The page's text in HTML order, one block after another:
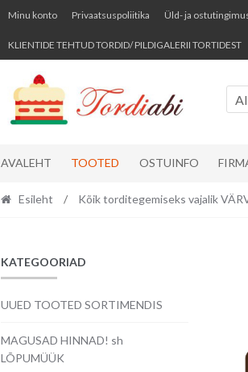
Skip
navigation
Skip
content
Minu konto Privaatsuspoliitika Üld- ja
KLIENTIDE TEHTUD TORDID/ PILDIGALERII TORTIDEST
AVALEHT TOOTED OSTUINFO
Esileht / Kõik torditegemiseks vajalik
KATEGOORIAD
UUED TOOTED SORTIMENDIS
MAGUSAD HINNAD! sh
LÕPUMÜÜK